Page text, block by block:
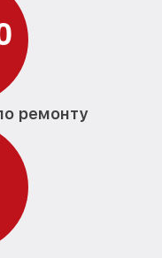
ремонту